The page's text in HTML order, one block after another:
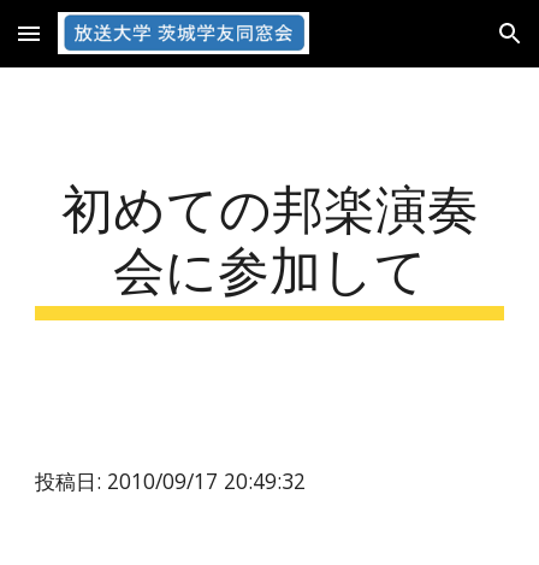
Skip to main content Skip to navigation
初めての邦楽演奏
会に参加して
投稿日: 2010/09/17 20:49:32